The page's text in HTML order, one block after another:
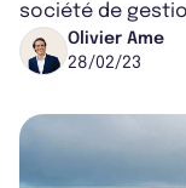
société de
propriétaire de ce
Olivier Ame
28/02/23